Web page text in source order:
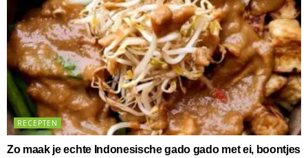
RECEPTEN
Zo maak je echte Indonesische gado gado met ei, boontjes